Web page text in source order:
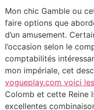
Mon chic Gamble ou
faire options que
d’un amusement.
l’occasion selon le
comptabilités
mon impériale, cet
vogueplay.com voici
Colomb et cette Reine
excellentes